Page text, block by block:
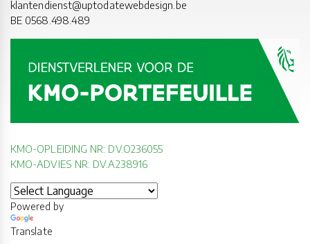
klantendienst@uptodatewebdesign.be
BE 0568.498.489
KMO-OPLEIDING NR: DV.O236055
KMO-ADVIES NR: DV.A238916
Powered by
Translate